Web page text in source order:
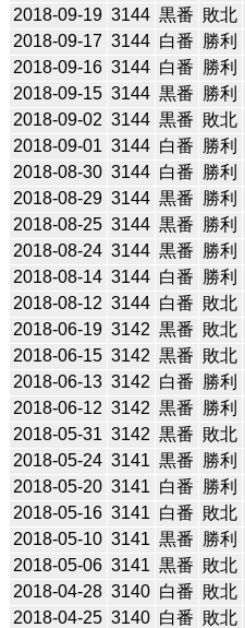
2018-09-19 3144 黒番 敗北
2018-09-17 3144 白番 勝利
2018-09-16 3144 白番 勝利
2018-09-15 3144 黒番 勝利
2018-09-02 3144 黒番 敗北
2018-09-01 3144 白番 勝利
2018-08-30 3144 白番 勝利
2018-08-29 3144 黒番 勝利
2018-08-25 3144 黒番 勝利
2018-08-24 3144 黒番 勝利
2018-08-14 3144 白番 勝利
2018-08-12 3144 白番 敗北
2018-06-19 3142 黒番 敗北
2018-06-15 3142 黒番 敗北
2018-06-13 3142 白番 勝利
2018-06-12 3142 黒番 勝利
2018-05-31 3142 黒番 敗北
2018-05-24 3141 黒番 勝利
2018-05-20 3141 白番 勝利
2018-05-16 3141 白番 敗北
2018-05-10 3141 黒番 勝利
2018-05-06 3141 黒番 敗北
2018-04-28 3140 白番 敗北
2018-04-25 3140 白番 敗北